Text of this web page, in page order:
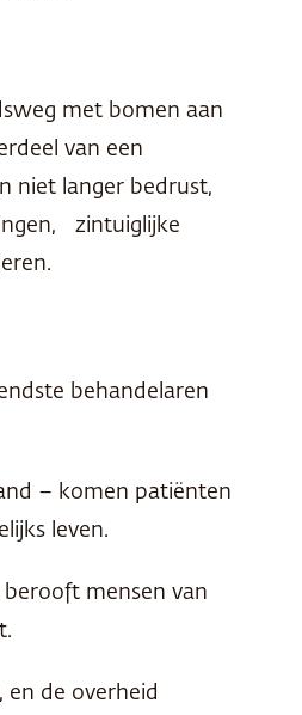
met bomen aan
van een
niet langer bedrust,
zintuiglijke
behandelaren
– komen patiënten
leven.
mensen van
de overheid